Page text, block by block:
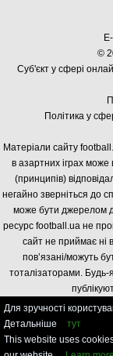
©
Суб'єкт у сфері
Політика у
Матеріали сайту
в азартних іграх може
(принципів)
негайно зверніться до
може бути джерелом
ресурс football.ua не
сайт не приймає ні
пов’язані/можуть
тоталізаторами. Будь-
Для зручності
Детальніше
тут
This website uses